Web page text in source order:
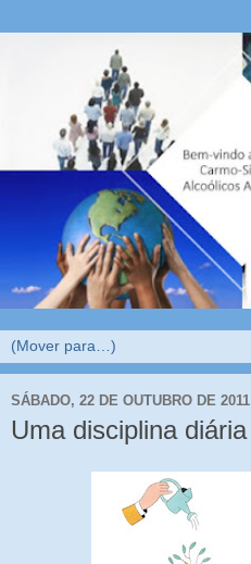
SÁBADO, 22 DE OUTUBRO DE 2011
Uma disciplina diária